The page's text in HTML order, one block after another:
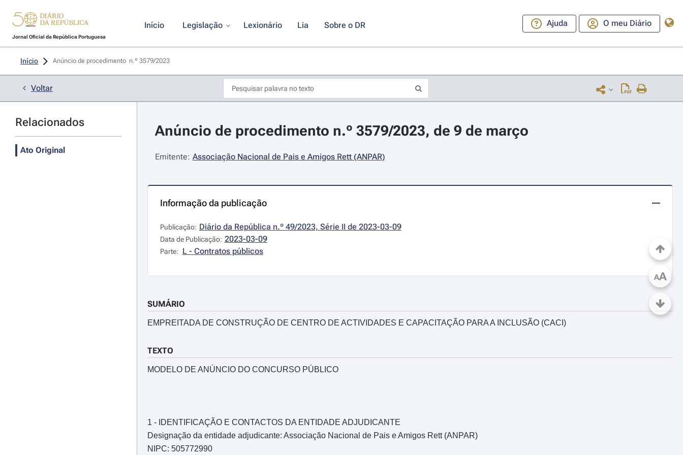
Jornal Oficial da República Portuguesa
Início Legislação Lexionário Lia Sobre o DR Ajuda O meu Diário
Início Anúncio de procedimento  n.º 3579/2023
Voltar
Relacionados
Ato Original
Anúncio de procedimento n.º 3579/2023, de 9 de março
Emitente: Associação Nacional de Pais e Amigos Rett (ANPAR)
Informação da publicação
Publicação: Diário da República n.º 49/2023, Série II de 2023-03-09
Data de Publicação: 2023-03-09
Parte: L - Contratos públicos
SUMÁRIO
EMPREITADA DE CONSTRUÇÃO DE CENTRO DE ACTIVIDADES E CAPACITAÇÃO PARA A INCLUSÃO (CACI)
TEXTO
MODELO DE ANÚNCIO DO CONCURSO PÚBLICO
1 - IDENTIFICAÇÃO E CONTACTOS DA ENTIDADE ADJUDICANTE
Designação da entidade adjudicante: Associação Nacional de Pais e Amigos Rett (ANPAR)
NIPC: 505772990
AA